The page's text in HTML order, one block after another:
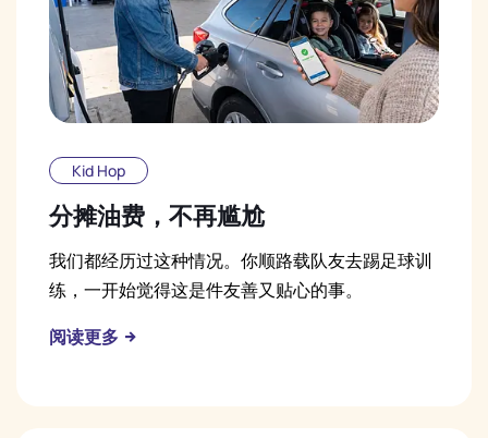
Kid Hop
分摊油费，不再尴尬
我们都经历过这种情况。你顺路载队友去踢足球训
练，一开始觉得这是件友善又贴心的事。
阅读更多